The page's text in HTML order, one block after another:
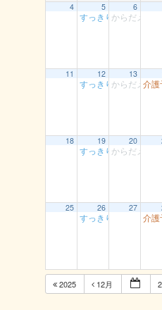
4 5
すっきり体操 湖南
6
からだメン
11 12
すっきり体操 湖南
13
からだメン
介
18 19
すっきり体操 湖南
20
からだメン
25 26
すっきり体操 湖南
27
介
2025 12月